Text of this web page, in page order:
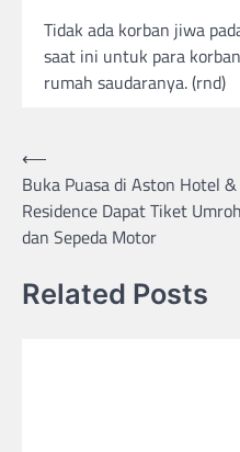
Tidak ada korban jiwa
saat ini untuk para
rumah saudaranya. (rnd)
Post
navigation
⟵
Buka Puasa di Aston Hotel &
Residence Dapat Tiket Umroh
dan Sepeda Motor
Related Posts